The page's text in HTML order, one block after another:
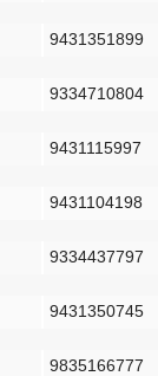
9431351899
9334710804
9431115997
9431104198
9334437797
9431350745
9835166777